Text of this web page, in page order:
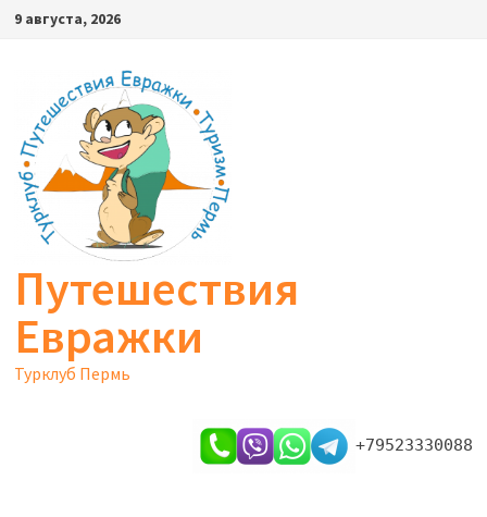
Перейти
содержимому
9 августа, 2026
Путешествия
Евражки
Турклуб Пермь
+79523330088